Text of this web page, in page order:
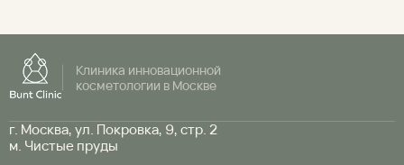
Клиника инновационной
косметологии в Москве
г. Москва, ул. Покровка, 9, стр. 2
м. Чистые пруды